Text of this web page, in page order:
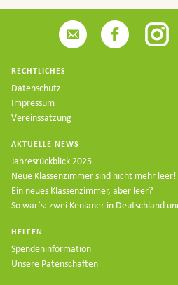
RECHTLICHES
Datenschutz
Impressum
Vereinssatzung
AKTUELLE NEWS
Jahresrückblick 2025
Neue Klassenzimmer sind nicht mehr leer!
Ein neues Klassenzimmer, aber leer?
So war`s: zwei Kenianer in Deutschland
HELFEN
Spendeninformation
Unsere Patenschaften